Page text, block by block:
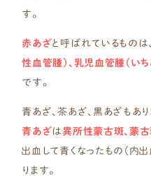
す。
赤あざと呼ばれているものは
性血管腫）、乳児血管腫（い
です。
青あざ、茶あざ、黒あざもあり
青あざ は異所性蒙古斑、蒙古
出血して青くなったもの（内
ります。